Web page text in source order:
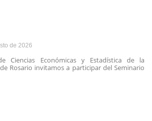
de 2026
Ciencias Económicas y Estadística de la
Rosario invitamos a participar del Seminario